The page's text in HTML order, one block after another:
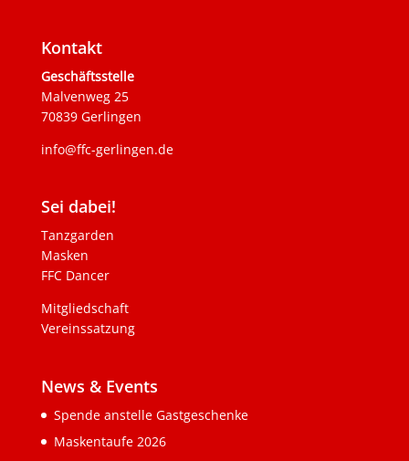
Kontakt
Geschäftsstelle
Malvenweg 25
70839 Gerlingen
info@ffc-gerlingen.de
Sei dabei!
Tanzgarden
Masken
FFC Dancer
Mitgliedschaft
Vereinssatzung
News & Events
Spende anstelle Gastgeschenke
Maskentaufe 2026